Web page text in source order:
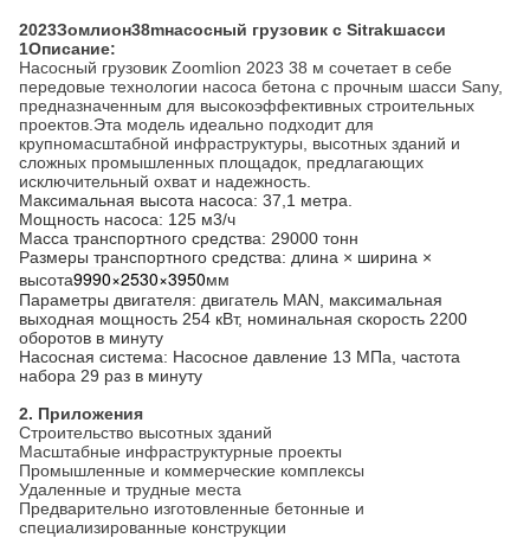
2023Зомлион38mнасосный грузовик с Sitrakшасси
1Описание:
Насосный грузовик Zoomlion 2023 38 м сочетает в себе
передовые технологии насоса бетона с прочным шасси Sany,
предназначенным для высокоэффективных строительных
проектов.Эта модель идеально подходит для
крупномасштабной инфраструктуры, высотных зданий и
сложных промышленных площадок, предлагающих
исключительный охват и надежность.
Максимальная высота насоса: 37,1 метра.
Мощность насоса: 125 м3/ч
Масса транспортного средства: 29000 тонн
Размеры транспортного средства: длина × ширина ×
высота9990×2530×3950мм
Параметры двигателя: двигатель MAN, максимальная
выходная мощность 254 кВт, номинальная скорость 2200
оборотов в минуту
Насосная система: Насосное давление 13 МПа, частота
набора 29 раз в минуту
2. Приложения
Строительство высотных зданий
Масштабные инфраструктурные проекты
Промышленные и коммерческие комплексы
Удаленные и трудные места
Предварительно изготовленные бетонные и
специализированные конструкции